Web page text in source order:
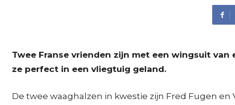
Twee Franse vrienden zijn met een wingsuit
ze perfect in een vliegtuig geland.
De twee waaghalzen in kwestie zijn Fred Fugen en